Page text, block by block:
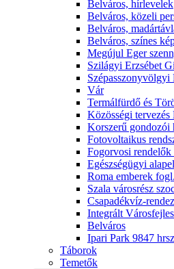
Belváros, hírlevelek
Belváros, közeli
Belváros,
Belváros, színes
Megújul Eger
Szilágyi Erzsébet
Vár
Termálfürdő és
Közösségi tervezés
Korszerű gondozói
Fotovoltaikus
Fogorvosi rendelők
Egészségügyi
Roma emberek
Szala városrész
Csapadékvíz-
Integrált
Belváros
Ipari Park 9847
Táborok
Temetők